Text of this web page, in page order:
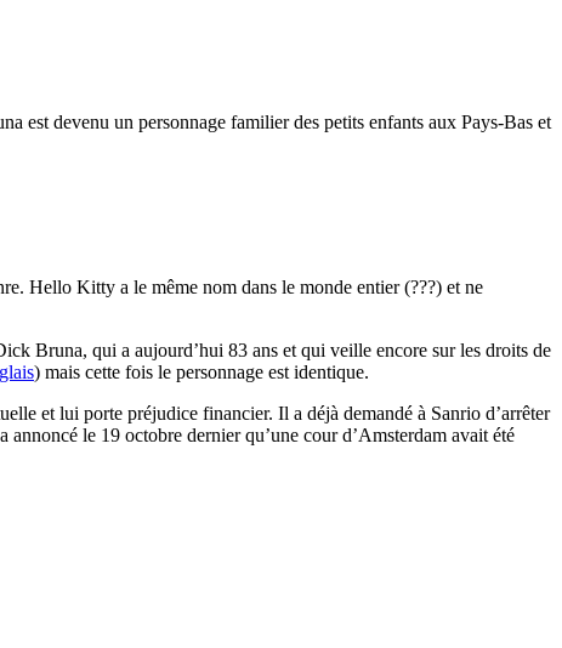
est devenu un personnage familier des petits enfants aux Pays-Bas et
Hello Kitty a le même nom dans le monde entier (???) et ne
Bruna, qui a aujourd’hui 83 ans et qui veille encore sur les droits de
) mais cette fois le personnage est identique.
et lui porte préjudice financier. Il a déjà demandé à Sanrio d’arrêter
le 19 octobre dernier qu’une cour d’Amsterdam avait été